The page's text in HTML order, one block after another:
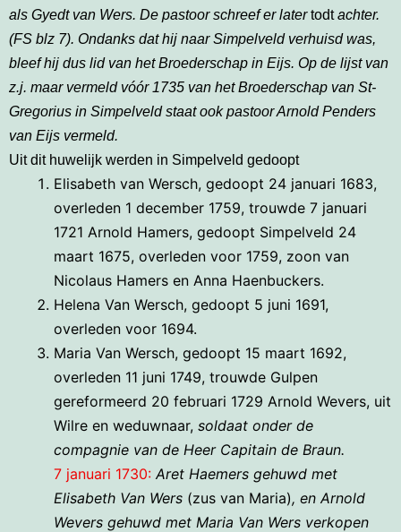
als Gyedt van Wers. De pastoor schreef er latertodtachter.
(FS blz 7). Ondanks dat hij naar Simpelveld verhuisd was,
bleef hij dus lid van het Broederschap in Eijs. Op de lijst van
z.j. maar vermeld vóór 1735 van het Broederschap van St-
Gregorius in Simpelveld staat ook pastoor Arnold Penders
van Eijs vermeld.
Uit dit huwelijk werden in Simpelveld gedoopt
Elisabeth van Wersch, gedoopt 24 januari 1683,
overleden 1 december 1759, trouwde 7 januari
1721 Arnold Hamers, gedoopt Simpelveld 24
maart 1675, overleden voor 1759, zoon van
Nicolaus Hamers en Anna Haenbuckers.
Helena Van Wersch, gedoopt 5 juni 1691,
overleden voor 1694.
Maria Van Wersch, gedoopt 15 maart 1692,
overleden 11 juni 1749, trouwde Gulpen
gereformeerd 20 februari 1729 Arnold Wevers, uit
Wilre en weduwnaar, soldaat onder de
compagnie van de Heer Capitain de Braun.
7 januari 1730: Aret Haemers gehuwd met
Elisabeth Van Wers (zus van Maria), en Arnold
Wevers gehuwd met Maria Van Wers verkopen